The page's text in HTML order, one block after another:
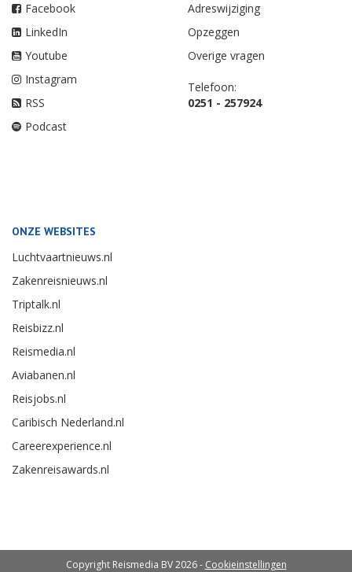
Facebook
LinkedIn
Youtube
Instagram
RSS
Podcast
Adreswijziging
Opzeggen
Overige vragen
Telefoon:
0251 - 257924
ONZE WEBSITES
Luchtvaartnieuws.nl
Zakenreisnieuws.nl
Triptalk.nl
Reisbizz.nl
Reismedia.nl
Aviabanen.nl
Reisjobs.nl
Caribisch Nederland.nl
Careerexperience.nl
Zakenreisawards.nl
Copyright Reismedia BV 2026 - Cookieinstellingen